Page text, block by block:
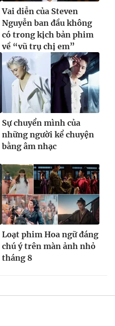
Vai diễn của Steven
Nguyễn ban đầu không
có trong kịch bản phim
về “vũ trụ chị em”
Sự chuyển mình của
những người kể chuyện
bằng âm nhạc
Loạt phim Hoa ngữ đáng
chú ý trên màn ảnh nhỏ
tháng 8